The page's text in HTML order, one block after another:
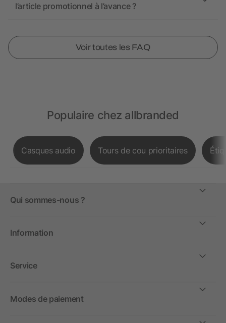
l’article promotionnel à l’avance ?
Voir toutes les FAQ
Populaire chez allbranded
Casques audio Tours de cou prioritaires
Qui sommes-nous ?
Information
Service
Modes de paiement